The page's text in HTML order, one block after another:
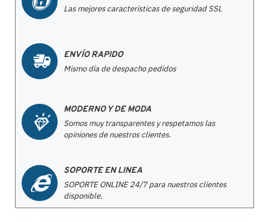
Las mejores características de seguridad SSL
ENVÍO RAPIDO
Mismo día de despacho pedidos
MODERNO Y DE MODA
Somos muy transparentes y respetamos las
opiniones de nuestros clientes.
SOPORTE EN LINEA
SOPORTE ONLINE 24/7 para nuestros clientes
disponible.